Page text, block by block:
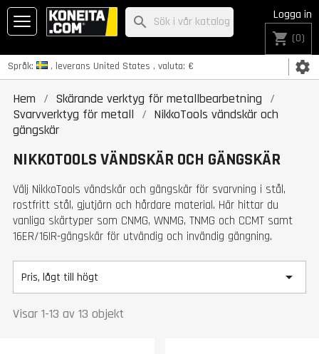
Språk: , leverans United States , valuta: € settings
Logga in
shopping_cart (0)
search
Hem
Skärande verktyg för metallbearbetning
Svarvverktyg för metall
NikkoTools vändskär och
gängskär
NIKKOTOOLS VÄNDSKÄR OCH GÄNGSKÄR
Välj NikkoTools vändskär och gängskär för svarvning i stål,
rostfritt stål, gjutjärn och hårdare material. Här hittar du
vanliga skärtyper som CNMG, WNMG, TNMG och CCMT samt
16ER/16IR-gängskär för utvändig och invändig gängning.
Pris, lågt till högt 
Visar 1-13 av 13 objekt